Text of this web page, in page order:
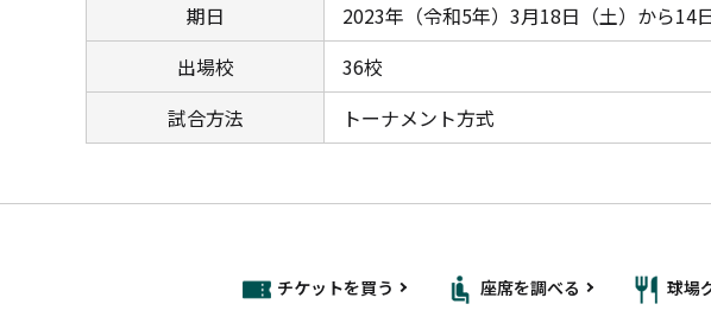
期日
2023年（令和5年）3月18日（土）から14
出場校
36校
試合方法
トーナメント方式
チケットを買う 座席を調べる 球場